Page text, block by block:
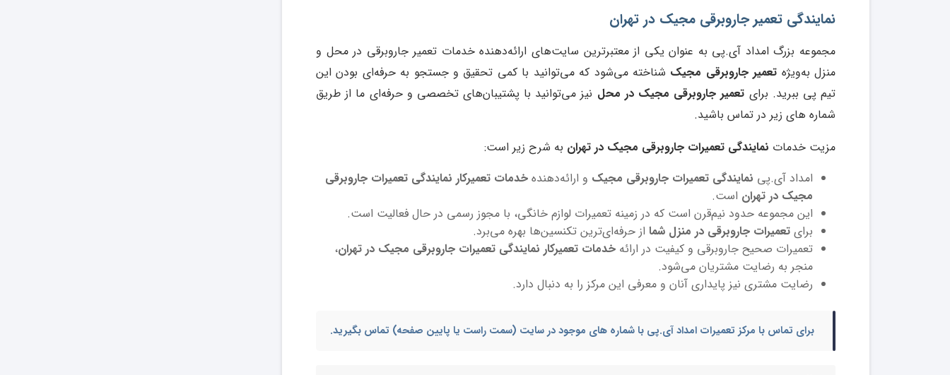
نمایندگی تعمیر جاروبرقی مجیک در تهران
مجموعه بزرگ امداد آی.پی به‌ عنوان یکی از معتبرترین سایت‌های ارائه‌دهنده خدمات تعمیر جاروبرقی در محل و
منزل به‌ویژه تعمیر جاروبرقی مجیک شناخته می‌شود که می‌توانید با کمی تحقیق و جستجو به حرفه‌ای بودن این
تیم پی ببرید. برای تعمیر جاروبرقی مجیک در محل نیز می‌توانید با پشتیبان‌های تخصصی و حرفه‌ای ما از طریق
شماره های زیر در تماس باشید.
مزیت خدمات نمایندگی تعمیرات جاروبرقی مجیک در تهران به شرح زیر است:
امداد آی.پی نمایندگی تعمیرات جاروبرقی مجیک و ارائه‌دهنده خدمات تعمیرکار نمایندگی تعمیرات جاروبرقی
مجیک در تهران است.
این مجموعه حدود نیم‌قرن است که در زمینه تعمیرات لوازم خانگی، با مجوز رسمی در حال فعالیت است.
برای تعمیرات جاروبرقی در منزل شما از حرفه‌ای‌ترین تکنسین‌ها بهره می‌برد.
تعمیرات صحیح جاروبرقی و کیفیت در ارائه خدمات تعمیرکار نمایندگی تعمیرات جاروبرقی مجیک در تهران،
منجر به رضایت مشتریان می‌شود.
رضایت مشتری نیز پایداری آنان و معرفی این مرکز را به دنبال دارد.
برای تماس با مرکز تعمیرات امداد آی.پی با شماره های موجود در سایت (سمت راست یا پایین صفحه) تماس بگیرید.